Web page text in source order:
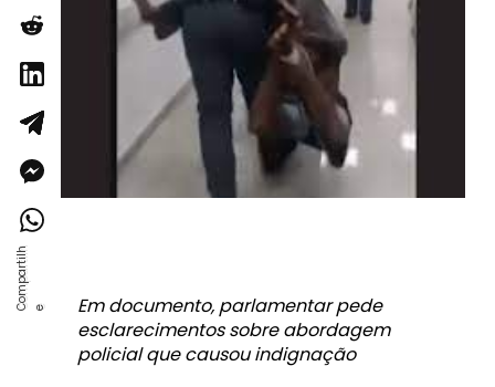
Em documento, parlamentar pede
esclarecimentos sobre abordagem
policial que causou indignação